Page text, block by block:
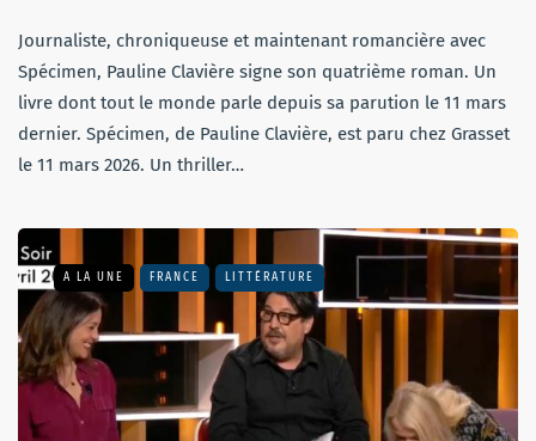
Journaliste, chroniqueuse et maintenant romancière avec
Spécimen, Pauline Clavière signe son quatrième roman. Un
livre dont tout le monde parle depuis sa parution le 11 mars
dernier. Spécimen, de Pauline Clavière, est paru chez Grasset
le 11 mars 2026. Un thriller…
A LA UNE FRANCE LITTÉRATURE